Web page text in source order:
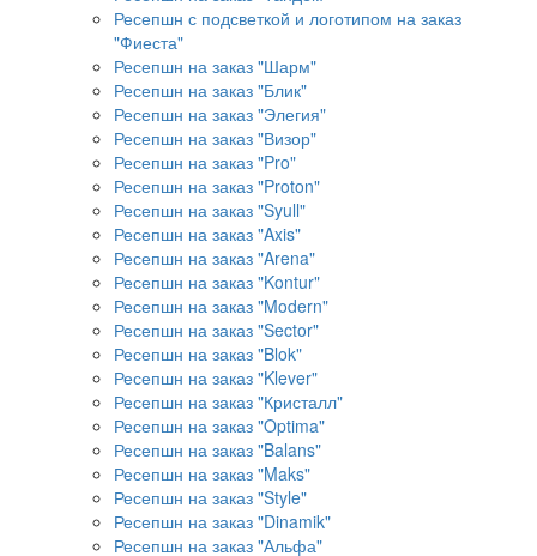
Ресепшн с подсветкой и логотипом на заказ
"Фиеста"
Ресепшн на заказ "Шарм"
Ресепшн на заказ "Блик"
Ресепшн на заказ "Элегия"
Ресепшн на заказ "Визор"
Ресепшн на заказ "Pro"
Ресепшн на заказ "Proton"
Ресепшн на заказ "Syull"
Ресепшн на заказ "Axis"
Ресепшн на заказ "Arena"
Ресепшн на заказ "Kontur"
Ресепшн на заказ "Modern"
Ресепшн на заказ "Sector"
Ресепшн на заказ "Blok"
Ресепшн на заказ "Klever"
Ресепшн на заказ "Кристалл"
Ресепшн на заказ "Optima"
Ресепшн на заказ "Balans"
Ресепшн на заказ "Maks"
Ресепшн на заказ "Style"
Ресепшн на заказ "Dinamik"
Ресепшн на заказ "Альфа"